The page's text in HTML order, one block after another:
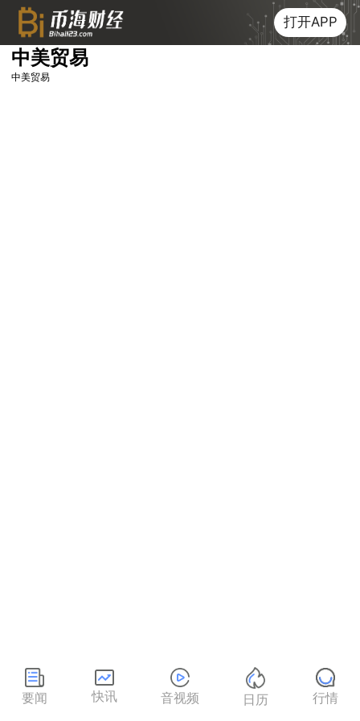
打开APP
中美贸易
中美贸易
要闻 快讯 音视频 日历 行情